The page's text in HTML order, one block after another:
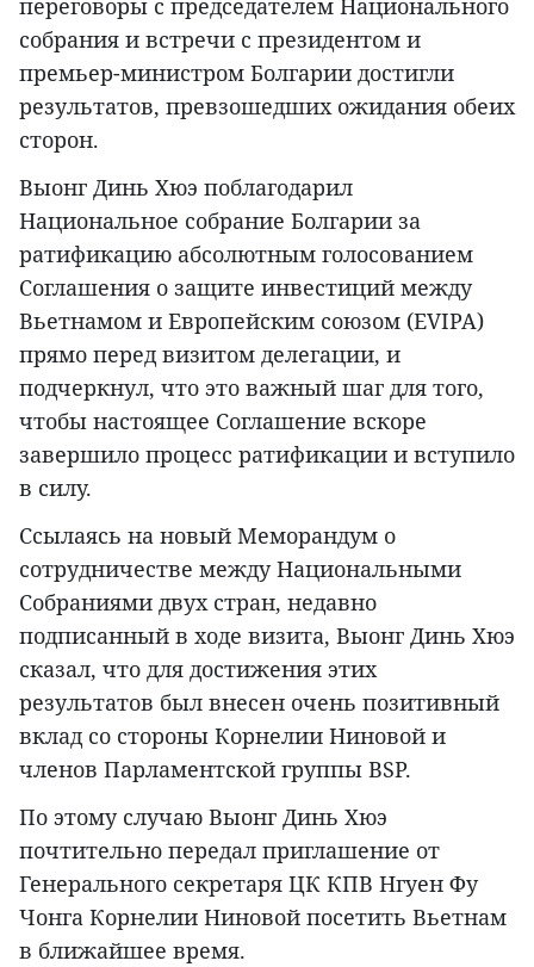
переговоры с председателем Национального
собрания и встречи с президентом и
премьер-министром Болгарии достигли
результатов, превзошедших ожидания обеих
сторон.
Выонг Динь Хюэ поблагодарил
Национальное собрание Болгарии за
ратификацию абсолютным голосованием
Соглашения о защите инвестиций между
Вьетнамом и Европейским союзом (EVIPA)
прямо перед визитом делегации, и
подчеркнул, что это важный шаг для того,
чтобы настоящее Соглашение вскоре
завершило процесс ратификации и вступило
в силу.
Ссылаясь на новый Меморандум о
сотрудничестве между Национальными
Собраниями двух стран, недавно
подписанный в ходе визита, Выонг Динь Хюэ
сказал, что для достижения этих
результатов был внесен очень позитивный
вклад со стороны Корнелии Ниновой и
членов Парламентской группы BSP.
По этому случаю Выонг Динь Хюэ
почтительно передал приглашение от
Генерального секретаря ЦК КПВ Нгуен Фу
Чонга Корнелии Ниновой посетить Вьетнам
в ближайшее время.